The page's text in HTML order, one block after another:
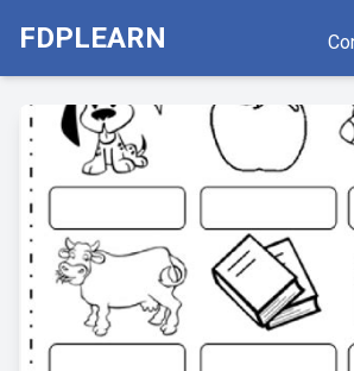
FDPLEARN